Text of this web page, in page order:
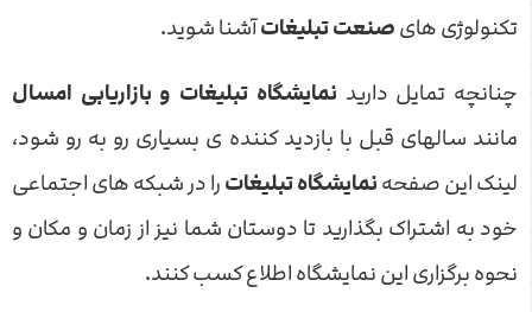
تکنولوژی هایصنعت تبلیغاتآشنا شوید.
چنانچه تمایل دارید نمایشگاه تبلیغات و بازاریابی امسال
مانند سالهای قبل با بازدید کننده ی بسیاری رو به رو شود،
لینک این صفحهنمایشگاه تبلیغاترا در شبکه های اجتماعی
خود به اشتراک بگذارید تا دوستان شما نیز از زمان و مکان و
نحوه برگزاری این نمایشگاه اطلاع کسب کنند.